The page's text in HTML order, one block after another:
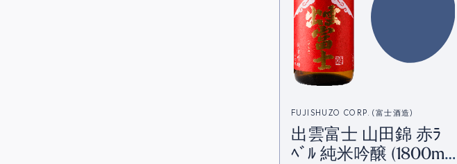
FUJISHUZO CORP. (富士酒造)
出雲富士 山田錦 赤ﾗ
ﾍﾞﾙ 純米吟醸 (1800ml)